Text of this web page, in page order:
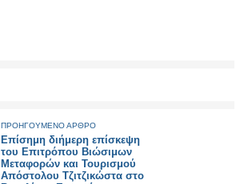
ΠΡΟΗΓΟΥΜΕΝΟ ΑΡΘΡΟ
Επίσημη διήμερη επίσκεψη
του Επιτρόπου Βιώσιμων
Μεταφορών και Τουρισμού
Απόστολου Τζιτζικώστα στο